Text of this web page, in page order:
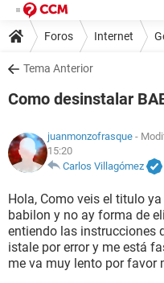
Foros Internet
Tema Anterior
Como desinstalar
juanmonzofrasque-
15:20
Carlos Villagómez
Hola, Como veis el titulo
babilon y no ay forma de
entiendo las instrucciones
istale por error y me está
me va muy lento por favor